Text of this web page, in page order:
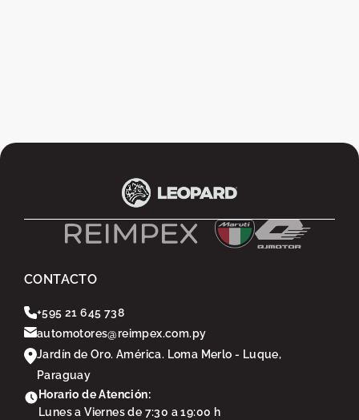
CONTACTO
+595 21 645 738
automotores@reimpex.com.py
Jardín de Oro. América. Loma Merlo - Luque,
Paraguay
Horario de Atención:
Lunes a Viernes de 7:30 a 19:00 h